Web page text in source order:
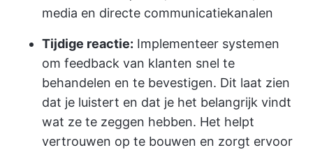
media en directe communicatiekanalen
Tijdige reactie: Implementeer systemen
om feedback van klanten snel te
behandelen en te bevestigen. Dit laat zien
dat je luistert en dat je het belangrijk vindt
wat ze te zeggen hebben. Het helpt
vertrouwen op te bouwen en zorgt ervoor